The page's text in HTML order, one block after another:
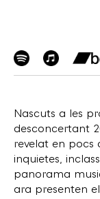
Nascuts a les
desconcertant
revelat en pocs
inquietes,
panorama
ara presenten